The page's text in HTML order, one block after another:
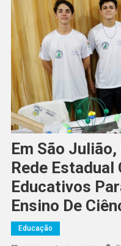
Em São
Rede
Educativos
Ensino De
Educação